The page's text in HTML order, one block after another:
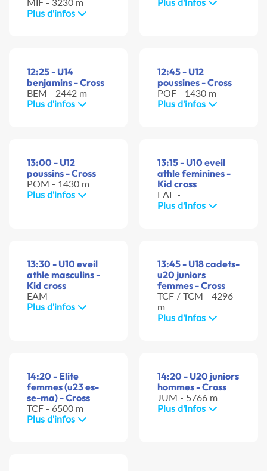
Plus d'infos
12:25 - U14
benjamins - Cross
BEM - 2442 m
Plus d'infos
12:45 - U12
poussines - Cross
POF - 1430 m
Plus d'infos
13:00 - U12
poussins - Cross
POM - 1430 m
Plus d'infos
13:15 - U10 eveil
athle feminines -
Kid cross
EAF -
Plus d'infos
13:30 - U10 eveil
athle masculins -
Kid cross
EAM -
Plus d'infos
13:45 - U18 cadets-
u20 juniors
femmes - Cross
TCF / TCM - 4296
m
Plus d'infos
14:20 - Elite
femmes (u23 es-
se-ma) - Cross
TCF - 6500 m
Plus d'infos
14:20 - U20 juniors
hommes - Cross
JUM - 5766 m
Plus d'infos